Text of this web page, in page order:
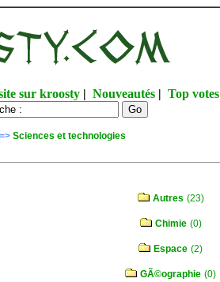
sur kroosty| Nouveautés| Top votes
=> Sciences et technologies
Autres (23)
Chimie (0)
Espace (2)
GÃ©ographie (0)